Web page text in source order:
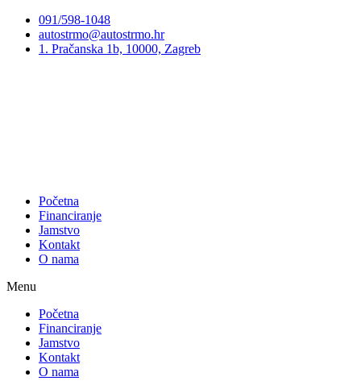
Preskoči
sadržaj
091/598-1048
autostrmo@autostrmo.hr
1. Pračanska 1b, 10000, Zagreb
Početna
Financiranje
Jamstvo
Kontakt
O nama
Menu
Početna
Financiranje
Jamstvo
Kontakt
O nama